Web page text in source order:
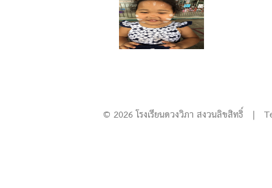
© 2026 โรงเรียนดวงวิภา สงวนลิขสิทธิ์ |